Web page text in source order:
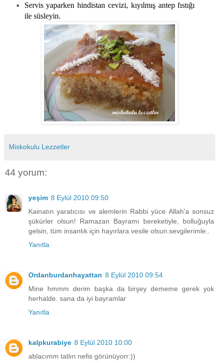
Servis yaparken hindistan cevizi, kıyılmış antep fıstığı
ile süsleyin.
Miskokulu Lezzetler
44 yorum:
yeşim 8 Eylül 2010 09:50
Kainatın yaratıcısı ve alemlerin Rabbi yüce Allah'a sonsuz
şükürler olsun! Ramazan Bayramı bereketiyle, bolluğuyla
gelsin, tüm insanlık için hayırlara vesile olsun.sevgilerimle..
Yanıtla
Ordanburdanhayattan 8 Eylül 2010 09:54
Mine hmmm derim başka da birşey dememe gerek yok
herhalde. sana da iyi bayramlar
Yanıtla
kalpkurabiye 8 Eylül 2010 10:00
ablacımm tatlın nefis görünüyorr:))